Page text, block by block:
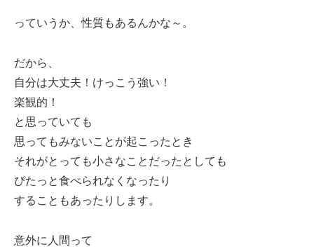
っていうか、性質もあるんかな～。
だから、
自分は大丈夫！けっこう強い！
楽観的！
と思っていても
思ってもみないことが起こったとき
それがとっても小さなことだったとしても
ぴたっと食べられなくなったり
することもあったりします。
意外に人間って